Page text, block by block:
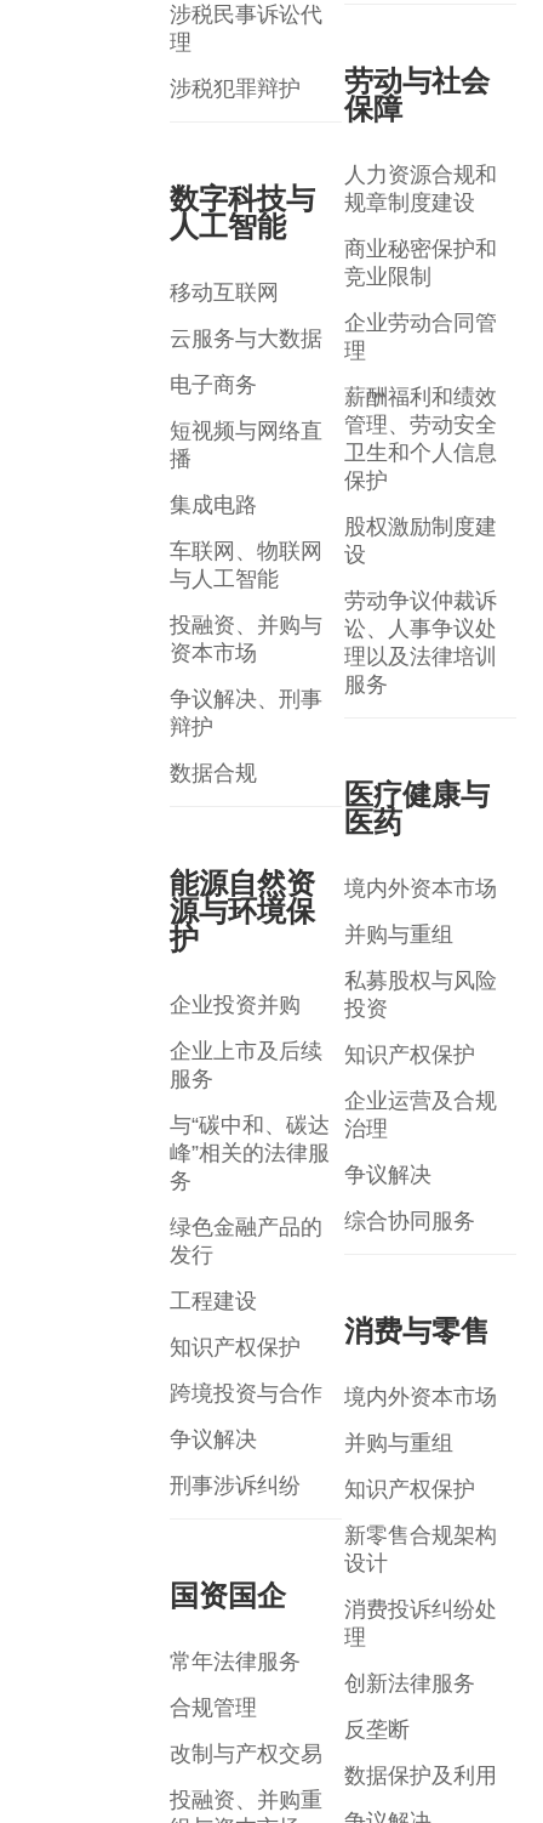
涉税民事诉讼代
理
涉税犯罪辩护
劳动与社会
保障
人力资源合规和
规章制度建设
商业秘密保护和
竞业限制
企业劳动合同管
理
薪酬福利和绩效
管理、劳动安全
卫生和个人信息
保护
股权激励制度建
设
劳动争议仲裁诉
讼、人事争议处
理以及法律培训
服务
数字科技与
人工智能
移动互联网
云服务与大数据
电子商务
短视频与网络直
播
集成电路
车联网、物联网
与人工智能
投融资、并购与
资本市场
争议解决、刑事
辩护
数据合规
医疗健康与
医药
境内外资本市场
并购与重组
私募股权与风险
投资
知识产权保护
企业运营及合规
治理
争议解决
综合协同服务
能源自然资
源与环境保
护
企业投资并购
企业上市及后续
服务
与“碳中和、碳达
峰”相关的法律服
务
绿色金融产品的
发行
工程建设
知识产权保护
跨境投资与合作
争议解决
刑事涉诉纠纷
消费与零售
境内外资本市场
并购与重组
知识产权保护
新零售合规架构
设计
消费投诉纠纷处
理
创新法律服务
反垄断
数据保护及利用
国资国企
常年法律服务
合规管理
改制与产权交易
投融资、并购重